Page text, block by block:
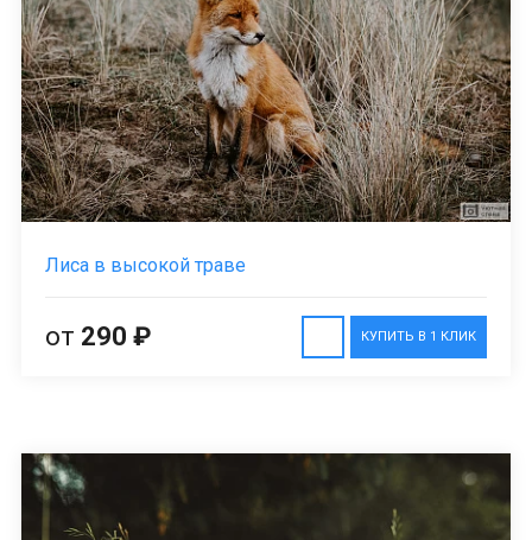
Лиса в высокой траве
КУПИТЬ В 1 КЛИК
от 290 ₽